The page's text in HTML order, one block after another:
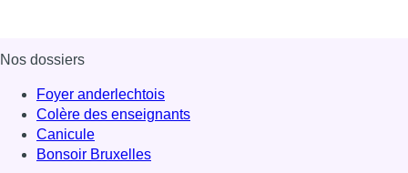
Nos dossiers
Foyer anderlechtois
Colère des enseignants
Canicule
Bonsoir Bruxelles